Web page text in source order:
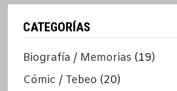
CATEGORÍAS
Biografía / Memorias (19)
Cómic / Tebeo (20)